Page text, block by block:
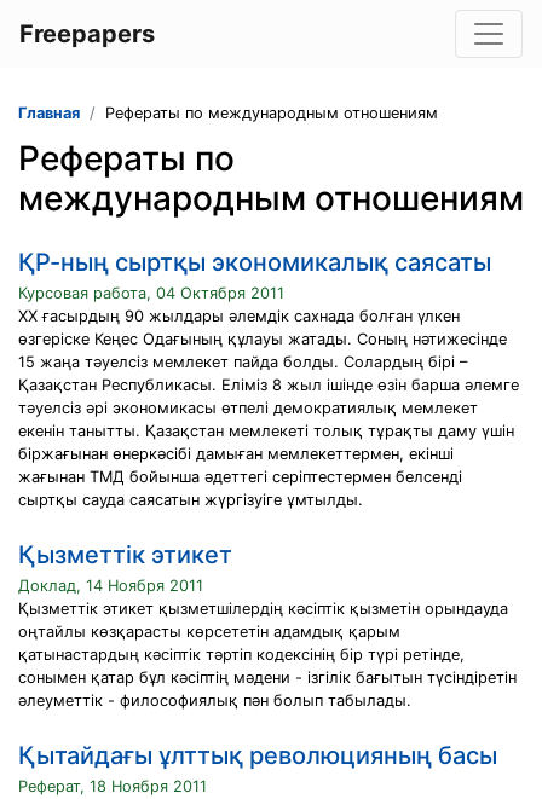
Freepapers
Главная Рефераты по международным отношениям
Рефераты по
международным отношениям
ҚР-ның сыртқы экономикалық саясаты
Курсовая работа, 04 Октября 2011
ХХ ғасырдың 90 жылдары әлемдік сахнада болған үлкен
өзгеріске Кеңес Одағының құлауы жатады. Соның нәтижесінде
15 жаңа тәуелсіз мемлекет пайда болды. Солардың бірі –
Қазақстан Республикасы. Еліміз 8 жыл ішінде өзін барша әлемге
тәуелсіз әрі экономикасы өтпелі демократиялық мемлекет
екенін танытты. Қазақстан мемлекеті толық тұрақты даму үшін
біржағынан өнеркәсібі дамыған мемлекеттермен, екінші
жағынан ТМД бойынша әдеттегі серіптестермен белсенді
сыртқы сауда саясатын жүргізуіге ұмтылды.
Қызметтік этикет
Доклад, 14 Ноября 2011
Қызметтік этикет қызметшілердің кәсіптік қызметін орындауда
оңтайлы көзқарасты көрсететін адамдық қарым
қатынастардың кәсіптік тәртіп кодексінің бір түрі ретінде,
сонымен қатар бұл кәсіптің мәдени - ізгілік бағытын түсіндіретін
әлеуметтік - философиялық пән болып табылады.
Қытайдағы ұлттық революцияның басы
Реферат, 18 Ноября 2011